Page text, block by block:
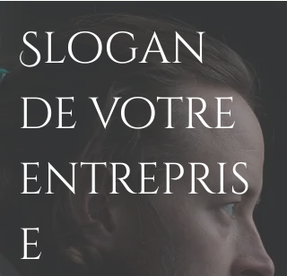
Slogan
de votre
entrepris
e